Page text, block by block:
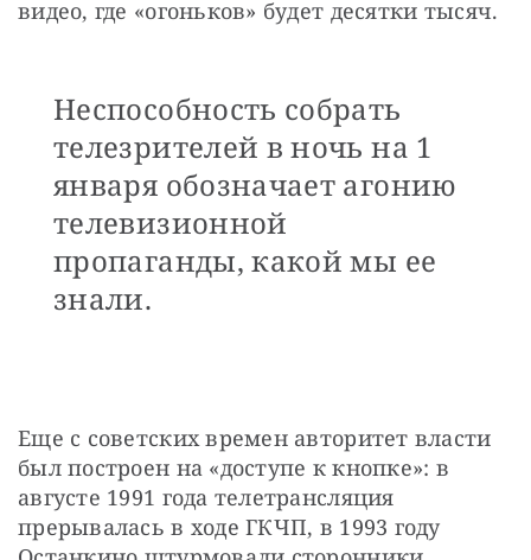
видео, где «огоньков» будет десятки тысяч.
Неспособность собрать
телезрителей в ночь на 1
января обозначает агонию
телевизионной
пропаганды, какой мы ее
знали.
Еще с советских времен авторитет власти
был построен на «доступе к кнопке»: в
августе 1991 года телетрансляция
прерывалась в ходе ГКЧП, в 1993 году